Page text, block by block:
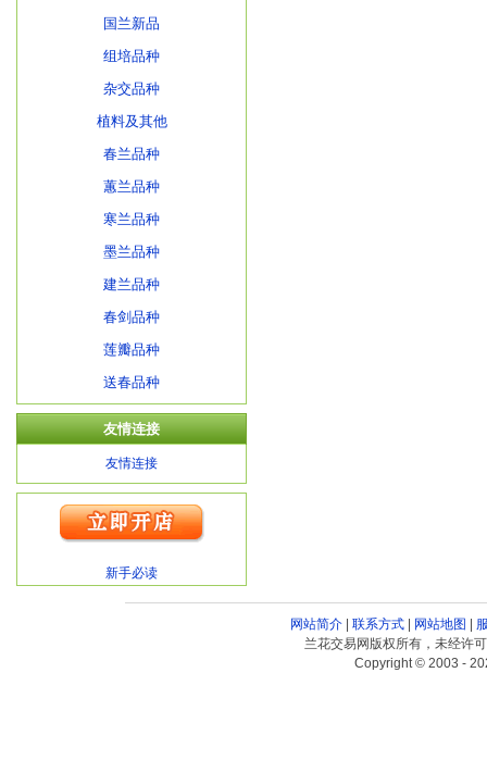
国兰新品
组培品种
杂交品种
植料及其他
春兰品种
蕙兰品种
寒兰品种
墨兰品种
建兰品种
春剑品种
莲瓣品种
送春品种
友情连接
友情连接
新手必读
网站简介| 联系方式| 网站地图 |
兰花交易网版权所有，未经许
Copyright © 2003 -